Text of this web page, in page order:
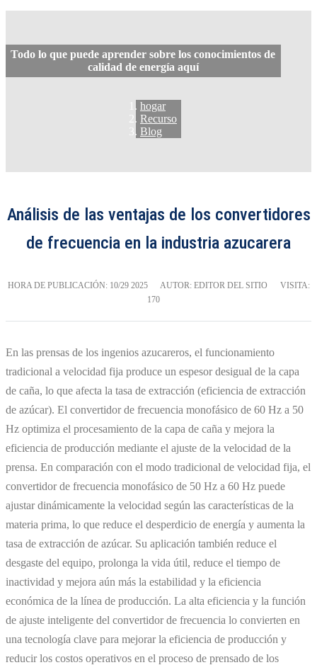
Todo lo que puede aprender sobre los conocimientos de
calidad de energía aquí
hogar
Recurso
Blog
Análisis de las ventajas de los convertidores
de frecuencia en la industria azucarera
HORA DE PUBLICACIÓN: 10/29 2025 AUTOR: EDITOR DEL SITIO
VISITA:
170
En las prensas de los ingenios azucareros, el funcionamiento
tradicional a velocidad fija produce un espesor desigual de la capa
de caña, lo que afecta la tasa de extracción (eficiencia de extracción
de azúcar). El convertidor de frecuencia monofásico de 60 Hz a 50
Hz optimiza el procesamiento de la capa de caña y mejora la
eficiencia de producción mediante el ajuste de la velocidad de la
prensa. En comparación con el modo tradicional de velocidad fija, el
convertidor de frecuencia monofásico de 50 Hz a 60 Hz puede
ajustar dinámicamente la velocidad según las características de la
materia prima, lo que reduce el desperdicio de energía y aumenta la
tasa de extracción de azúcar. Su aplicación también reduce el
desgaste del equipo, prolonga la vida útil, reduce el tiempo de
inactividad y mejora aún más la estabilidad y la eficiencia
económica de la línea de producción. La alta eficiencia y la función
de ajuste inteligente del convertidor de frecuencia lo convierten en
una tecnología clave para mejorar la eficiencia de producción y
reducir los costos operativos en el proceso de prensado de los